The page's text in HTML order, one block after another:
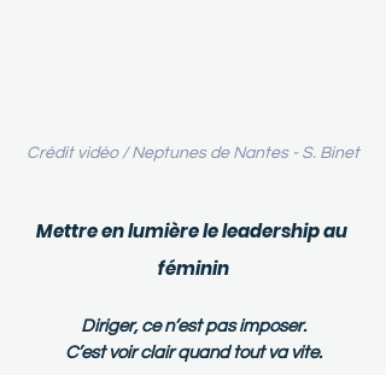
Crédit vidéo / Neptunes de Nantes - S. Binet
Mettre en lumière le leadership au
féminin
Diriger, ce n’est pas imposer.
C’est voir clair quand tout va vite.